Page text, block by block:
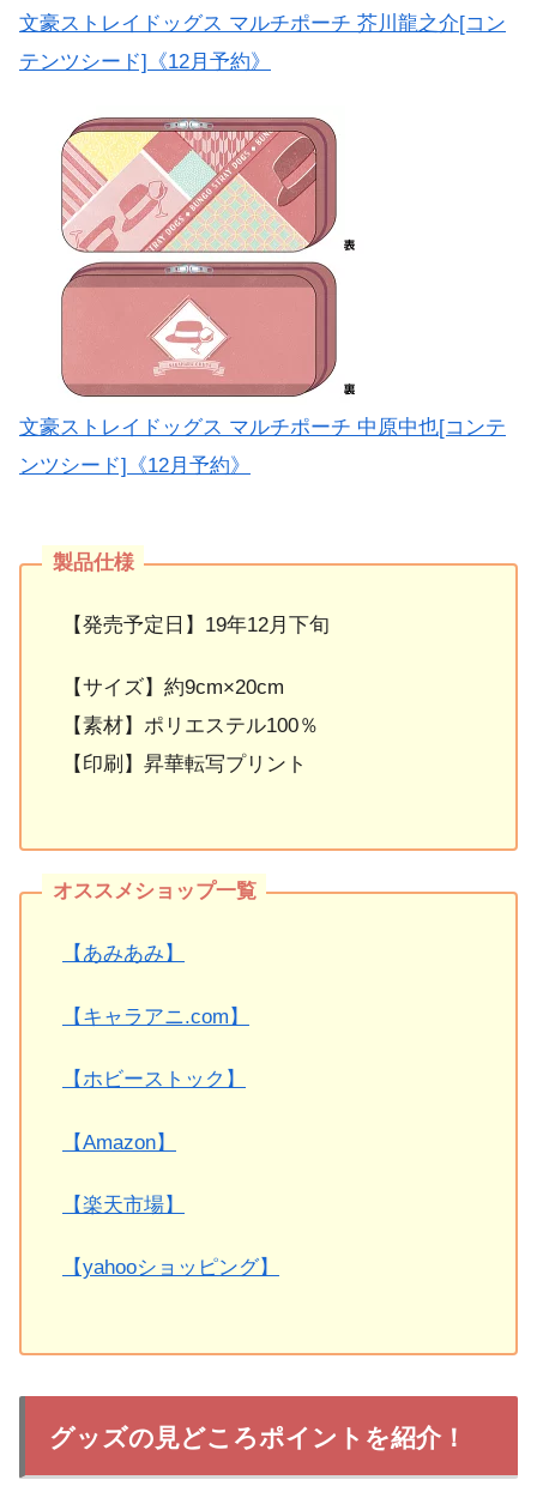
文豪ストレイドッグス マルチポーチ 芥川龍之介[コン
テンツシード]《12月予約》
文豪ストレイドッグス マルチポーチ 中原中也[コンテ
ンツシード]《12月予約》
【発売予定日】19年12月下旬
【サイズ】約9cm×20cm
【素材】ポリエステル100％
【印刷】昇華転写プリント
【あみあみ】
【キャラアニ.com】
【ホビーストック】
【Amazon】
【楽天市場】
【yahooショッピング】
グッズの見どころポイントを紹介！